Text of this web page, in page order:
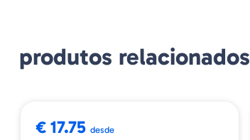
produtos relacionados
€ 17.75 desde